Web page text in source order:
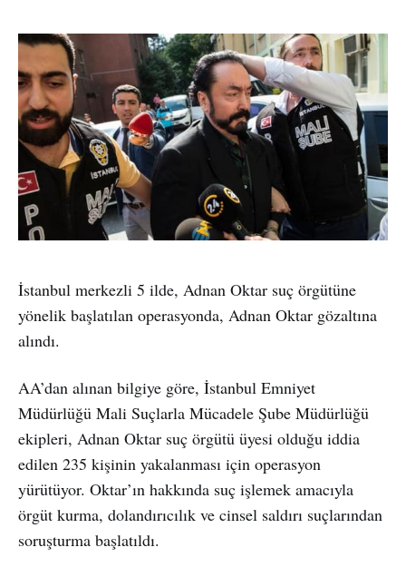
İstanbul merkezli 5 ilde, Adnan Oktar suç örgütüne
yönelik başlatılan operasyonda, Adnan Oktar gözaltına
alındı.
AA’dan alınan bilgiye göre, İstanbul Emniyet
Müdürlüğü Mali Suçlarla Mücadele Şube Müdürlüğü
ekipleri, Adnan Oktar suç örgütü üyesi olduğu iddia
edilen 235 kişinin yakalanması için operasyon
yürütüyor. Oktar’ın hakkında suç işlemek amacıyla
örgüt kurma, dolandırıcılık ve cinsel saldırı suçlarından
soruşturma başlatıldı.